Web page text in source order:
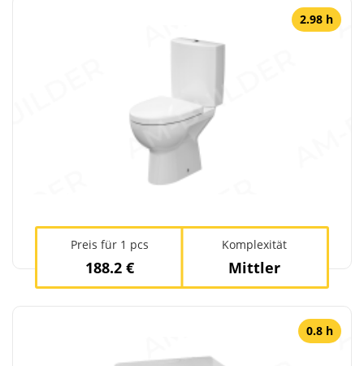
2.98 h
Preis für 1 pcs
188.2 €
Komplexität
Mittler
0.8 h